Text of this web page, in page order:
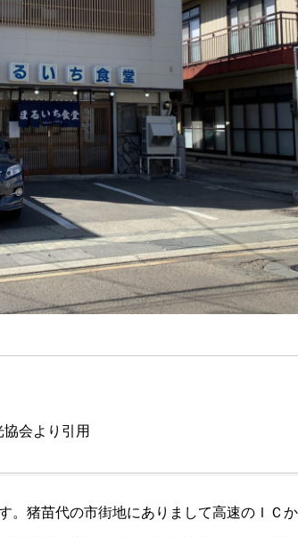
協会より引用
。猪苗代の市街地にありまして高速のＩＣ